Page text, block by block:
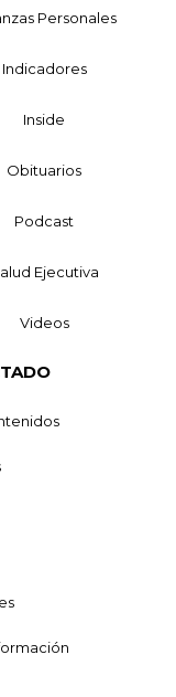
Personales
Indicadores
Inside
Obituarios
Podcast
Ejecutiva
Videos